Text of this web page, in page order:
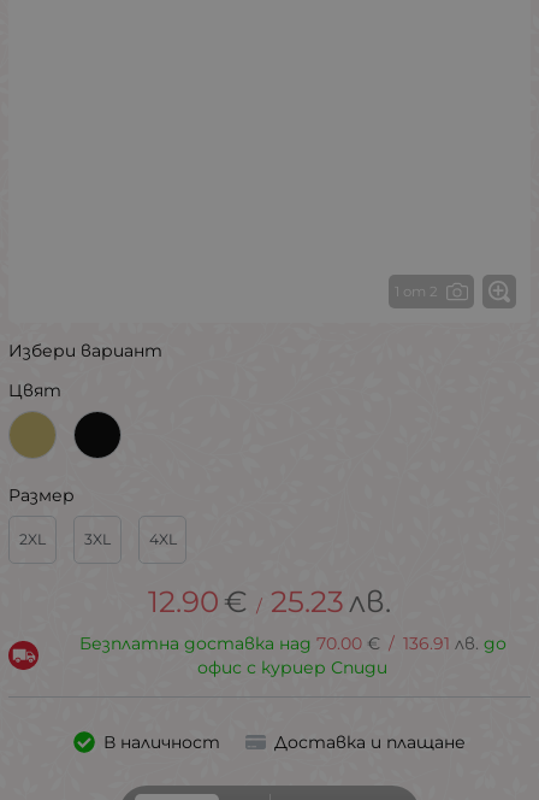
1 от 2
Избери вариант
Цвят
Размер
2XL 3XL 4XL
12.90 € / 25.23лв.
Безплатна доставка над 70.00 € / 136.91 лв. до
офис с куриер Спиди
В наличност Доставка и плащане